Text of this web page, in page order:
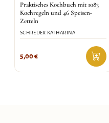
Praktisches Kochbuch mit 1083
Kochregeln und 46 Speisen-
Zetteln
SCHREDER KATHARINA
5,00€